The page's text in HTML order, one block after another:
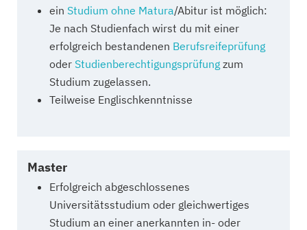
ein Studium ohne Matura/Abitur ist möglich:
Je nach Studienfach wirst du mit einer
erfolgreich bestandenen Berufsreifeprüfung
oder Studienberechtigungsprüfung zum
Studium zugelassen.
Teilweise Englischkenntnisse
Master
Erfolgreich abgeschlossenes
Universitätsstudium oder gleichwertiges
Studium an einer anerkannten in- oder